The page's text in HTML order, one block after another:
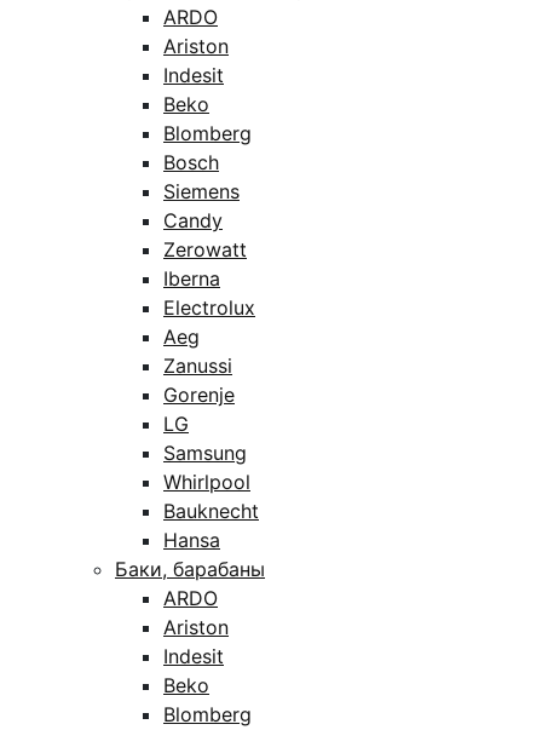
ARDO
Ariston
Indesit
Beko
Blomberg
Bosch
Siemens
Candy
Zerowatt
Iberna
Electrolux
Aeg
Zanussi
Gorenje
LG
Samsung
Whirlpool
Bauknecht
Hansa
Баки, барабаны
ARDO
Ariston
Indesit
Beko
Blomberg